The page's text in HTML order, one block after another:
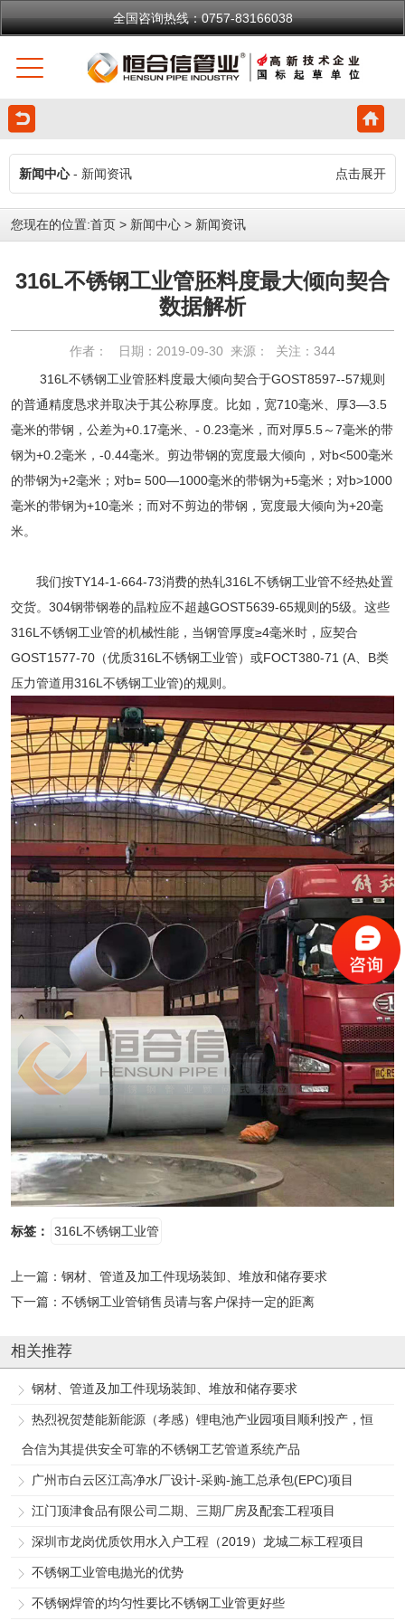
全国咨询热线：0757-83166038
新闻中心- 新闻资讯 点击展开
您现在的位置:首页 > 新闻中心 > 新闻资讯
316L不锈钢工业管胚料度最大倾向契合
数据解析
作者： 日期：2019-09-30 来源： 关注： 344
316L不锈钢工业管胚料度最大倾向契合于GOST8597--57规则
的普通精度恳求并取决于其公称厚度。比如，宽710毫米、厚3—3.5
毫米的带钢，公差为+0.17毫米、- 0.23毫米，而对厚5.5～7毫米的带
钢为+0.2毫米，-0.44毫米。剪边带钢的宽度最大倾向，对b<500毫米
的带钢为+2毫米；对b= 500—1000毫米的带钢为+5毫米；对b>1000
毫米的带钢为+10毫米；而对不剪边的带钢，宽度最大倾向为+20毫
米。
我们按TY14-1-664-73消费的热轧316L不锈钢工业管不经热处置
交货。304钢带钢卷的晶粒应不超越GOST5639-65规则的5级。这些
316L不锈钢工业管的机械性能，当钢管厚度≥4毫米时，应契合
GOST1577-70（优质316L不锈钢工业管）或FOCT380-71 (A、B类
压力管道用316L不锈钢工业管)的规则。
标签： 316L不锈钢工业管
上一篇： 钢材、管道及加工件现场装卸、堆放和储存要求
下一篇： 不锈钢工业管销售员请与客户保持一定的距离
相关推荐
钢材、管道及加工件现场装卸、堆放和储存要求
热烈祝贺楚能新能源（孝感）锂电池产业园项目顺利投产，恒
合信为其提供安全可靠的不锈钢工艺管道系统产品
广州市白云区江高净水厂设计-采购-施工总承包(EPC)项目
江门顶津食品有限公司二期、三期厂房及配套工程项目
深圳市龙岗优质饮用水入户工程（2019）龙城二标工程项目
不锈钢工业管电抛光的优势
不锈钢焊管的均匀性要比不锈钢工业管更好些